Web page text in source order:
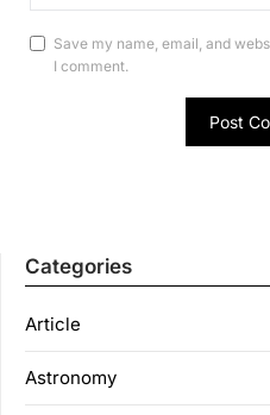
Save my name, email, and
I comment.
Categories
Article
Astronomy